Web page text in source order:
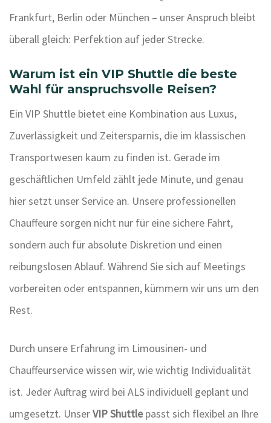
Frankfurt, Berlin oder München – unser Anspruch bleibt
überall gleich: Perfektion auf jeder Strecke.
Warum ist ein VIP Shuttle die beste
Wahl für anspruchsvolle Reisen?
Ein VIP Shuttle bietet eine Kombination aus Luxus,
Zuverlässigkeit und Zeitersparnis, die im klassischen
Transportwesen kaum zu finden ist. Gerade im
geschäftlichen Umfeld zählt jede Minute, und genau
hier setzt unser Service an. Unsere professionellen
Chauffeure sorgen nicht nur für eine sichere Fahrt,
sondern auch für absolute Diskretion und einen
reibungslosen Ablauf. Während Sie sich auf Meetings
vorbereiten oder entspannen, kümmern wir uns um den
Rest.
Durch unsere Erfahrung im Limousinen- und
Chauffeurservice wissen wir, wie wichtig Individualität
ist. Jeder Auftrag wird bei ALS individuell geplant und
umgesetzt. UnserVIP Shuttlepasst sich flexibel an Ihre